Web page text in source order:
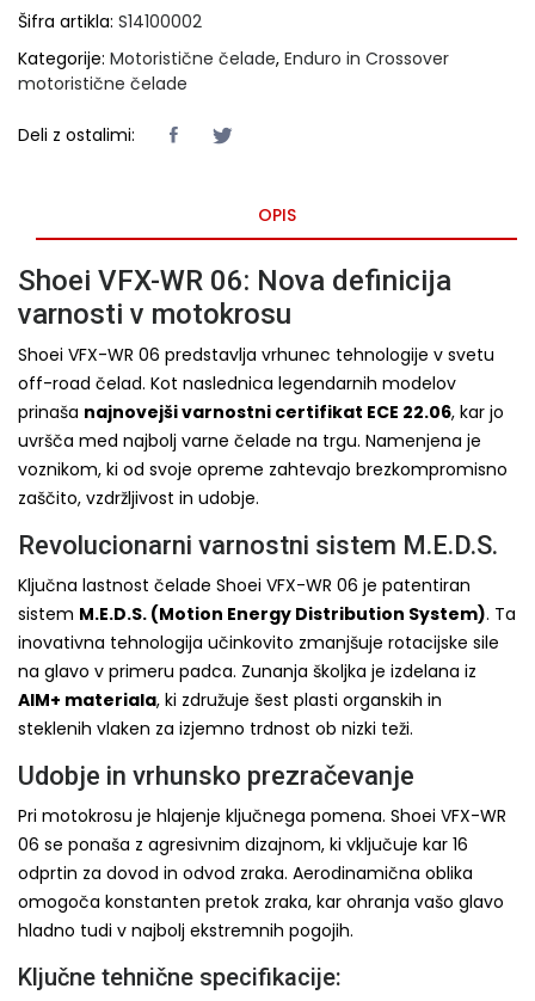
Šifra artikla: S14100002
Kategorije: Motoristične čelade, Enduro in Crossover
motoristične čelade
Deli z ostalimi:
OPIS
Shoei VFX-WR 06: Nova definicija
varnosti v motokrosu
Shoei VFX-WR 06 predstavlja vrhunec tehnologije v svetu
off-road čelad. Kot naslednica legendarnih modelov
prinaša najnovejši varnostni certifikat ECE 22.06, kar jo
uvršča med najbolj varne čelade na trgu. Namenjena je
voznikom, ki od svoje opreme zahtevajo brezkompromisno
zaščito, vzdržljivost in udobje.
Revolucionarni varnostni sistem M.E.D.S.
Ključna lastnost čelade Shoei VFX-WR 06 je patentiran
sistem M.E.D.S. (Motion Energy Distribution System). Ta
inovativna tehnologija učinkovito zmanjšuje rotacijske sile
na glavo v primeru padca. Zunanja školjka je izdelana iz
AIM+ materiala, ki združuje šest plasti organskih in
steklenih vlaken za izjemno trdnost ob nizki teži.
Udobje in vrhunsko prezračevanje
Pri motokrosu je hlajenje ključnega pomena. Shoei VFX-WR
06 se ponaša z agresivnim dizajnom, ki vključuje kar 16
odprtin za dovod in odvod zraka. Aerodinamična oblika
omogoča konstanten pretok zraka, kar ohranja vašo glavo
hladno tudi v najbolj ekstremnih pogojih.
Ključne tehnične specifikacije: